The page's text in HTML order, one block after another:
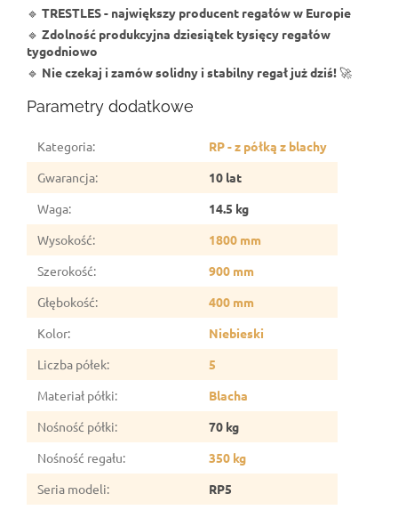
🔹 TRESTLES - największy producent regałów w Europie
🔹 Zdolność produkcyjna dziesiątek tysięcy regałów
tygodniowo
🔹 Nie czekaj i zamów solidny i stabilny regał już dziś! 🚀
Parametry dodatkowe
Kategoria:
RP - z półką z blachy
Gwarancja:
10 lat
Waga:
14.5 kg
Wysokość:
1800 mm
Szerokość:
900 mm
Głębokość:
400 mm
Kolor:
Niebieski
Liczba półek:
5
Materiał półki:
Blacha
Nośność półki:
70 kg
Nośność regału:
350 kg
Seria modeli: RP5